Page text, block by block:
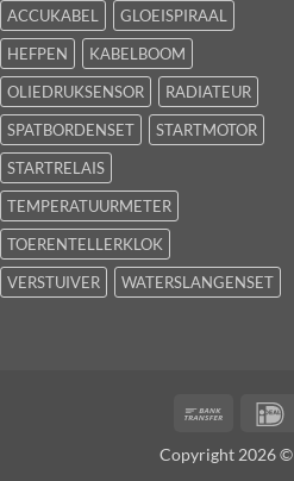
ACCUKABEL
GLOEISPIRAAL
HEFPEN
KABELBOOM
OLIEDRUKSENSOR
RADIATEUR
SPATBORDENSET
STARTMOTOR
STARTRELAIS
TEMPERATUURMETER
TOERENTELLERKLOK
VERSTUIVER
WATERSLANGENSET
Bank
Copyright 2026 ©